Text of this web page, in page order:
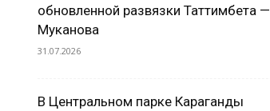
обновленной развязки Таттимбета —
Муканова
31.07.2026
В Центральном парке Караганды